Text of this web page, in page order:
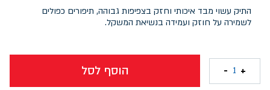
התיק עשוי מבד איכותי וחזק בצפיפות גבוהה, תיפורים כפולים
לשמירה על חוזק ועמידה בנשיאת המשקל.
הוסף לסל +
1
-